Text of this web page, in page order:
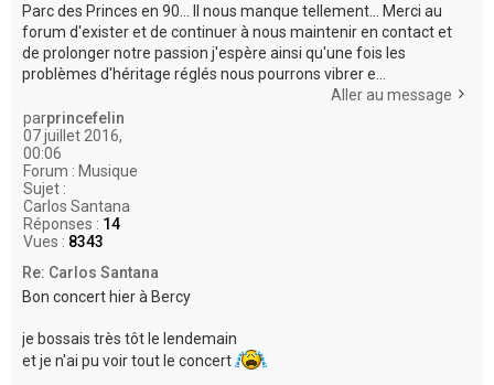
Parc des Princes en 90... Il nous manque tellement... Merci au
forum d'exister et de continuer à nous maintenir en contact et
de prolonger notre passion j'espère ainsi qu'une fois les
problèmes d'héritage réglés nous pourrons vibrer e...
Aller au message
parprincefelin
07 juillet 2016,
00:06
Forum : Musique
Sujet :
Carlos Santana
Réponses : 14
Vues : 8343
Re: Carlos Santana
Bon concert hier à Bercy
je bossais très tôt le lendemain
et je n'ai pu voir tout le concert